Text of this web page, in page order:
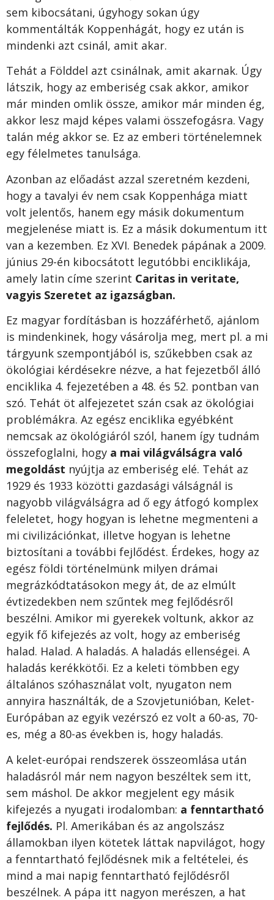
sem kibocsátani, úgyhogy sokan úgy
kommentálták Koppenhágát, hogy ez után is
mindenki azt csinál, amit akar.
Tehát a Földdel azt csinálnak, amit akarnak. Úgy
látszik, hogy az emberiség csak akkor, amikor
már minden omlik össze, amikor már minden ég,
akkor lesz majd képes valami összefogásra. Vagy
talán még akkor se. Ez az emberi történelemnek
egy félelmetes tanulsága.
Azonban az előadást azzal szeretném kezdeni,
hogy a tavalyi év nem csak Koppenhága miatt
volt jelentős, hanem egy másik dokumentum
megjelenése miatt is. Ez a másik dokumentum itt
van a kezemben. Ez XVI. Benedek pápának a 2009.
június 29-én kibocsátott legutóbbi enciklikája,
amely latin címe szerint Caritas in veritate,
vagyis Szeretet az igazságban.
Ez magyar fordításban is hozzáférhető, ajánlom
is mindenkinek, hogy vásárolja meg, mert pl. a mi
tárgyunk szempontjából is, szűkebben csak az
ökológiai kérdésekre nézve, a hat fejezetből álló
enciklika 4. fejezetében a 48. és 52. pontban van
szó. Tehát öt alfejezetet szán csak az ökológiai
problémákra. Az egész enciklika egyébként
nemcsak az ökológiáról szól, hanem így tudnám
összefoglalni, hogy a mai világválságra való
megoldást nyújtja az emberiség elé. Tehát az
1929 és 1933 közötti gazdasági válságnál is
nagyobb világválságra ad ő egy átfogó komplex
feleletet, hogy hogyan is lehetne megmenteni a
mi civilizációnkat, illetve hogyan is lehetne
biztosítani a további fejlődést. Érdekes, hogy az
egész földi történelmünk milyen drámai
megrázkódtatásokon megy át, de az elmúlt
évtizedekben nem szűntek meg fejlődésről
beszélni. Amikor mi gyerekek voltunk, akkor az
egyik fő kifejezés az volt, hogy az emberiség
halad. Halad. A haladás. A haladás ellenségei. A
haladás kerékkötői. Ez a keleti tömbben egy
általános szóhasználat volt, nyugaton nem
annyira használták, de a Szovjetunióban, Kelet-
Európában az egyik vezérszó ez volt a 60-as, 70-
es, még a 80-as években is, hogy haladás.
A kelet-európai rendszerek összeomlása után
haladásról már nem nagyon beszéltek sem itt,
sem máshol. De akkor megjelent egy másik
kifejezés a nyugati irodalomban: a fenntartható
fejlődés. Pl. Amerikában és az angolszász
államokban ilyen kötetek láttak napvilágot, hogy
a fenntartható fejlődésnek mik a feltételei, és
mind a mai napig fenntartható fejlődésről
beszélnek. A pápa itt nagyon merészen, a hat